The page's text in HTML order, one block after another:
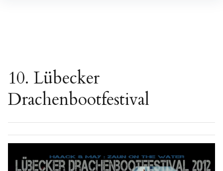
10. Lübecker
Drachenbootfestival